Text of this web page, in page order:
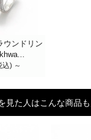
ウンドリン
込) ～
見た人はこんな商品